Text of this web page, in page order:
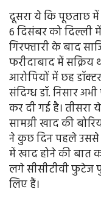
दूसरा ये कि पूछताछ
6 दिसंबर को दिल्ली
गिरफ्तारी के बाद
फरीदाबाद में
आरोपियों में छह
संदिग्ध डॉ. निसार
कर दी गई है।
सामग्री खाद की
ने कुछ दिन पहले उससे
में खाद होने की बात
लगे सीसीटीवी फुटेज
लिए हैं।